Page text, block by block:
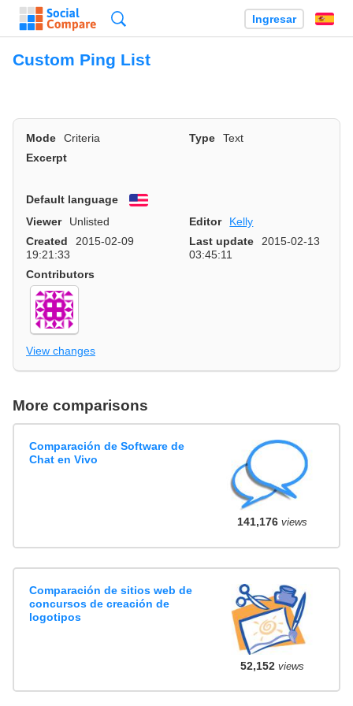
Ingresar
Custom Ping List
Mode Criteria Type
Text
Excerpt
Default language
English
Viewer
Unlisted Editor
Kelly
Created
2015-02-09
19:21:33
Last update
2015-02-13
03:45:11
Contributors
View changes
More comparisons
Comparación de Software de
Chat en Vivo
141,176views
Comparación de sitios web de
concursos de creación de
logotipos
52,152views